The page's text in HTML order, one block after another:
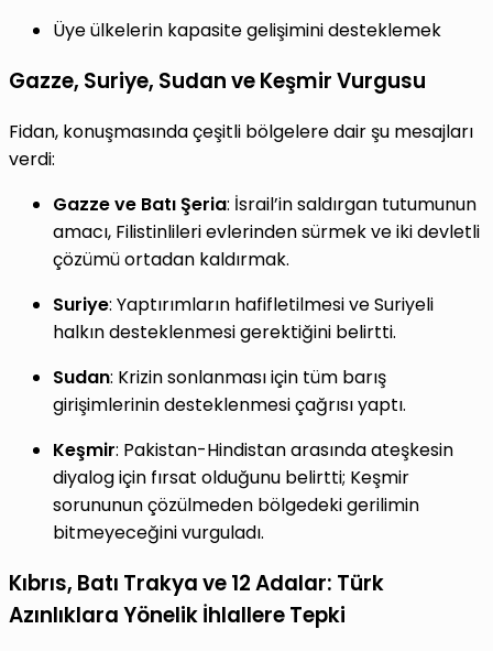
Üye ülkelerin kapasite gelişimini desteklemek
Gazze, Suriye, Sudan ve Keşmir Vurgusu
Fidan, konuşmasında çeşitli bölgelere dair şu mesajları
verdi:
Gazze ve Batı Şeria: İsrail’in saldırgan tutumunun
amacı, Filistinlileri evlerinden sürmek ve iki devletli
çözümü ortadan kaldırmak.
Suriye: Yaptırımların hafifletilmesi ve Suriyeli
halkın desteklenmesi gerektiğini belirtti.
Sudan: Krizin sonlanması için tüm barış
girişimlerinin desteklenmesi çağrısı yaptı.
Keşmir: Pakistan-Hindistan arasında ateşkesin
diyalog için fırsat olduğunu belirtti; Keşmir
sorununun çözülmeden bölgedeki gerilimin
bitmeyeceğini vurguladı.
Kıbrıs, Batı Trakya ve 12 Adalar: Türk
Azınlıklara Yönelik İhlallere Tepki